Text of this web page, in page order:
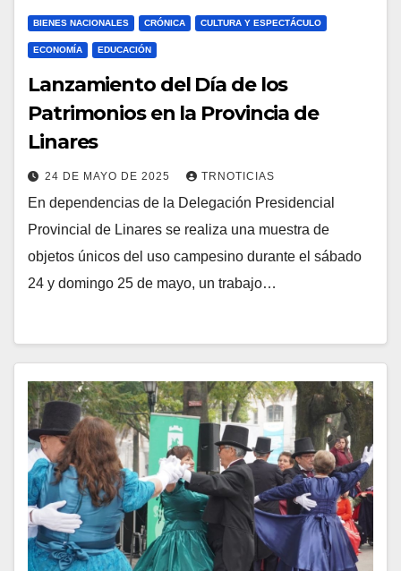
BIENES NACIONALES CRÓNICA CULTURA Y ESPECTÁCULO
ECONOMÍA EDUCACIÓN
Lanzamiento del Día de los
Patrimonios en la Provincia de
Linares
24 DE MAYO DE 2025 TRNOTICIAS
En dependencias de la Delegación Presidencial
Provincial de Linares se realiza una muestra de
objetos únicos del uso campesino durante el sábado
24 y domingo 25 de mayo, un trabajo…